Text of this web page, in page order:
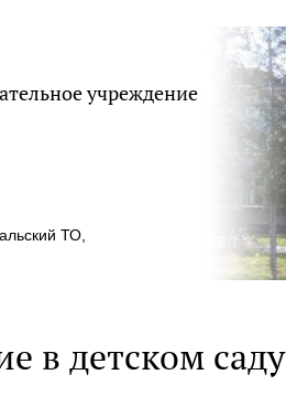
учреждение
ТО,
в детском саду